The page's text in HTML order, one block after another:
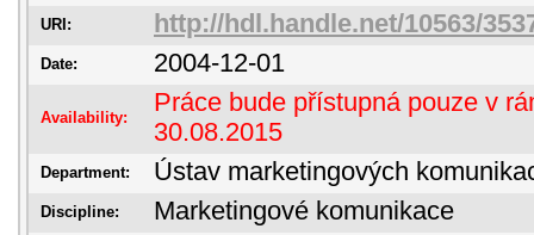
URI: http://hdl.handle.net/10563/
Date: 2004-12-01
Availability:
Práce bude přístupná pouze v
30.08.2015
Department: Ústav marketingových
Discipline: Marketingové komunikace